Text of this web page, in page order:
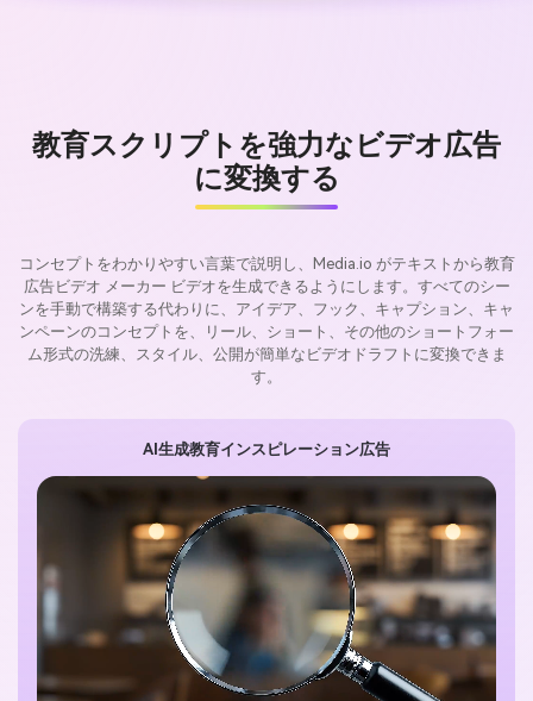
教育スクリプトを強力なビデオ広告
に変換する
コンセプトをわかりやすい言葉で説明し、Media.io がテキストから教育
広告ビデオ メーカー ビデオを生成できるようにします。すべてのシー
ンを手動で構築する代わりに、アイデア、フック、キャプション、キャ
ンペーンのコンセプトを、リール、ショート、その他のショートフォー
ム形式の洗練、スタイル、公開が簡単なビデオドラフトに変換できま
す。
AI生成教育インスピレーション広告